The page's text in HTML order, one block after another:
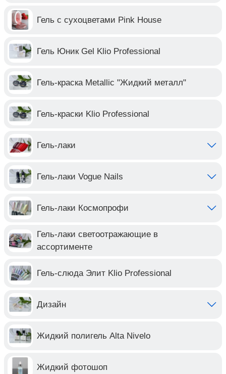
Гель с сухоцветами Pink House
Гель Юник Gel Klio Professional
Гель-краска Metallic "Жидкий металл"
Гель-краски Klio Professional
Гель-лаки
Гель-лаки Vogue Nails
Гель-лаки Космопрофи
Гель-лаки светоотражающие в
ассортименте
Гель-слюда Элит Klio Professional
Дизайн
Жидкий полигель Alta Nivelo
Жидкий фотошоп